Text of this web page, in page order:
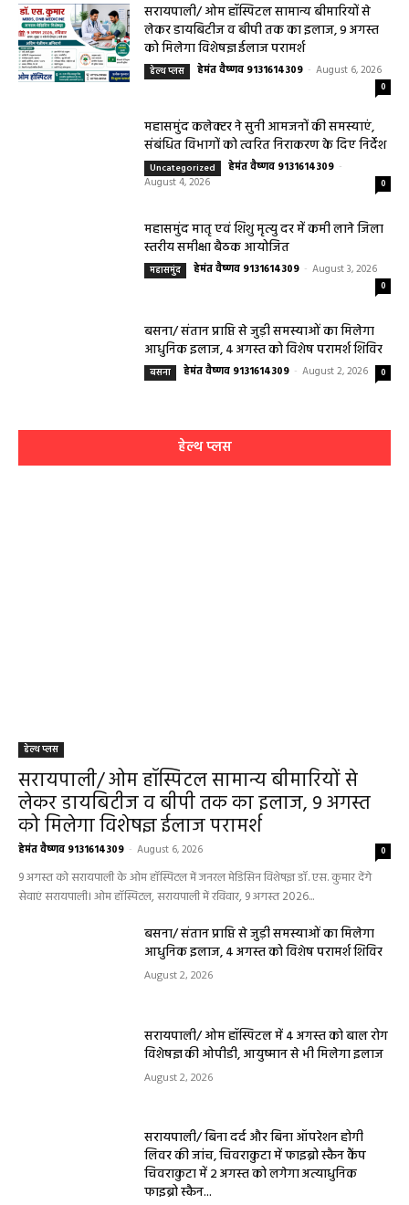
सरायपाली/ ओम हॉस्पिटल सामान्य बीमारियों से
लेकर डायबिटीज व बीपी तक का इलाज, 9 अगस्त
को मिलेगा विशेषज्ञ ईलाज परामर्श
हेल्थ प्लस हेमंत वैष्णव 9131614309 - August 6, 2026
0
महासमुंद कलेक्टर ने सुनी आमजनों की समस्याएं,
संबंधित विभागों को त्वरित निराकरण के दिए निर्देश
Uncategorized हेमंत वैष्णव 9131614309 -
August 4, 2026
0
महासमुंद मातृ एवं शिशु मृत्यु दर में कमी लाने जिला
स्तरीय समीक्षा बैठक आयोजित
महासमुंद हेमंत वैष्णव 9131614309 - August 3, 2026
0
बसना/ संतान प्राप्ति से जुड़ी समस्याओं का मिलेगा
आधुनिक इलाज, 4 अगस्त को विशेष परामर्श शिविर
बसना हेमंत वैष्णव 9131614309 - August 2, 2026 0
हेल्थ प्लस
हेल्थ प्लस
सरायपाली/ ओम हॉस्पिटल सामान्य बीमारियों से
लेकर डायबिटीज व बीपी तक का इलाज, 9 अगस्त
को मिलेगा विशेषज्ञ ईलाज परामर्श
हेमंत वैष्णव 9131614309 - August 6, 2026 0
9 अगस्त को सरायपाली के ओम हॉस्पिटल में जनरल मेडिसिन विशेषज्ञ डॉ. एस. कुमार देंगे
सेवाएं सरायपाली। ओम हॉस्पिटल, सरायपाली में रविवार, 9 अगस्त 2026...
बसना/ संतान प्राप्ति से जुड़ी समस्याओं का मिलेगा
आधुनिक इलाज, 4 अगस्त को विशेष परामर्श शिविर
August 2, 2026
सरायपाली/ ओम हॉस्पिटल में 4 अगस्त को बाल रोग
विशेषज्ञ की ओपीडी, आयुष्मान से भी मिलेगा इलाज
August 2, 2026
सरायपाली/ बिना दर्द और बिना ऑपरेशन होगी
लिवर की जांच, चिवराकुटा में फाइब्रो स्कैन कैंप
चिवराकुटा में 2 अगस्त को लगेगा अत्याधुनिक
फाइब्रो स्कैन...